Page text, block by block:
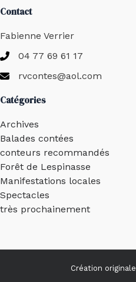
Contact
Fabienne Verrier
04 77 69 61 17
rvcontes@aol.com
Catégories
Archives
Balades contées
conteurs recommandés
Forêt de Lespinasse
Manifestations locales
Spectacles
très prochainement
Création originale